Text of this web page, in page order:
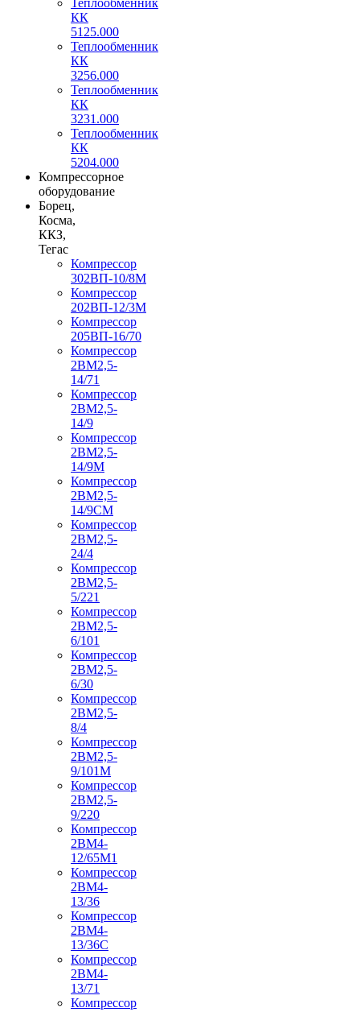
КК
5125.000
Теплообменник
КК
3256.000
Теплообменник
КК
3231.000
Теплообменник
КК
5204.000
Компрессорное
оборудование
Борец,
Косма,
ККЗ,
Тегас
Компрессор
302ВП-10/8М
Компрессор
202ВП-12/3М
Компрессор
205ВП-16/70
Компрессор
2ВМ2,5-
14/71
Компрессор
2ВМ2,5-
14/9
Компрессор
2ВМ2,5-
14/9М
Компрессор
2ВМ2,5-
14/9СМ
Компрессор
2ВМ2,5-
24/4
Компрессор
2ВМ2,5-
5/221
Компрессор
2ВМ2,5-
6/101
Компрессор
2ВМ2,5-
6/30
Компрессор
2ВМ2,5-
8/4
Компрессор
2ВМ2,5-
9/101М
Компрессор
2ВМ2,5-
9/220
Компрессор
2ВМ4-
12/65М1
Компрессор
2ВМ4-
13/36
Компрессор
2ВМ4-
13/36С
Компрессор
2ВМ4-
13/71
Компрессор